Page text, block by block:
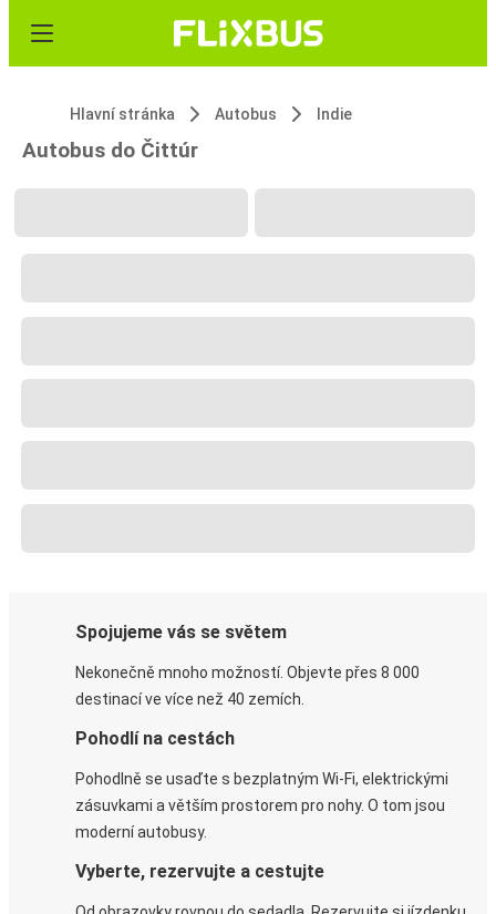
Hlavní stránka Autobus Indie
Autobus do Čittúr
Spojujeme vás se světem
Nekonečně mnoho možností. Objevte přes 8 000
destinací ve více než 40 zemích.
Pohodlí na cestách
Pohodlně se usaďte s bezplatným Wi-Fi, elektrickými
zásuvkami a větším prostorem pro nohy. O tom jsou
moderní autobusy.
Vyberte, rezervujte a cestujte